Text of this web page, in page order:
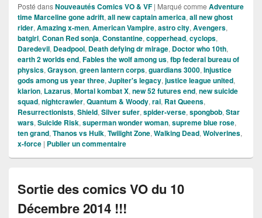
Posté dansNouveautés Comics VO & VF | Marqué comme Adventure
time Marceline gone adrift, all new captain america, all new ghost
rider, Amazing x-men, American Vampire, astro city, Avengers,
batgirl, Conan Red sonja, Constantine, copperhead, cyclops,
Daredevil, Deadpool, Death defying dr mirage, Doctor who 10th,
earth 2 worlds end, Fables the wolf among us, fbp federal bureau of
physics, Grayson, green lantern corps, guardians 3000, Injustice
gods among us year three, Jupiter's legacy, justice league united,
klarion, Lazarus, Mortal kombat X, new 52 futures end, new suicide
squad, nightcrawler, Quantum & Woody, rai, Rat Queens,
Resurrectionists, Shield, Silver sufer, spider-verse, spongbob, Star
wars, Suicide Risk, superman wonder woman, supreme blue rose,
ten grand, Thanos vs Hulk, Twilight Zone, Walking Dead, Wolverines,
x-force | Publier un commentaire
Sortie des comics VO du 10
Décembre 2014 !!!